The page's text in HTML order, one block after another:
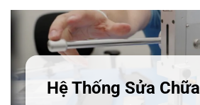
Hệ Thống Sửa Chữa